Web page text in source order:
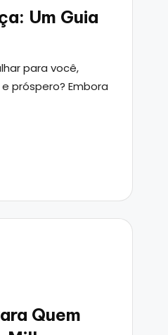
Um Guia
para você,
próspero? Embora
Quem